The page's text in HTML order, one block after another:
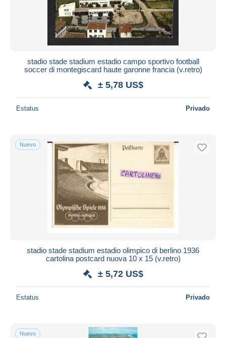
stadio stade stadium estadio campo sportivo football
soccer di montegiscard haute garonne francia (v.retro)
± 5,78 US$
Estatus Privado
Nuevo
stadio stade stadium estadio olimpico di berlino 1936
cartolina postcard nuova 10 x 15 (v.retro)
± 5,72 US$
Estatus Privado
Nuevo